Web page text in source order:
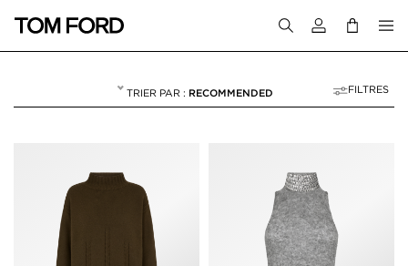
Connectez-
RECOMMENDED FILTRES